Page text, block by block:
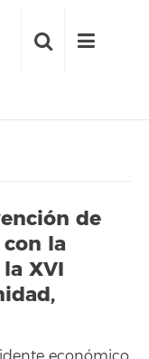
de
la
XVI